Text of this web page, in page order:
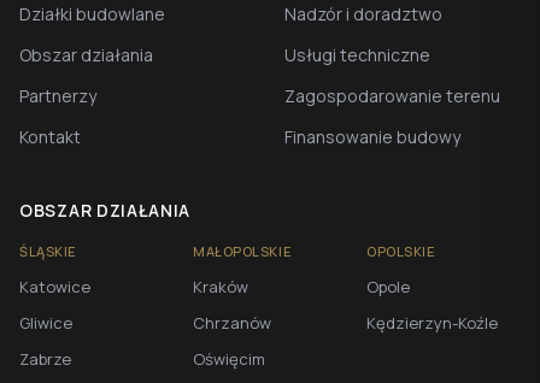
Działki budowlane
Obszar działania
Partnerzy
Kontakt
Nadzór i doradztwo
Usługi techniczne
Zagospodarowanie terenu
Finansowanie budowy
OBSZAR DZIAŁANIA
ŚLĄSKIE
Katowice
Gliwice
Zabrze
MAŁOPOLSKIE
Kraków
Chrzanów
Oświęcim
OPOLSKIE
Opole
Kędzierzyn-Koźle